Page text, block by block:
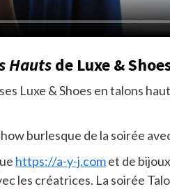
Hautsde Luxe &
Luxe & Shoes en talons
burlesque de la soirée
https://a-y-j.comet de
les créatrices. La soirée